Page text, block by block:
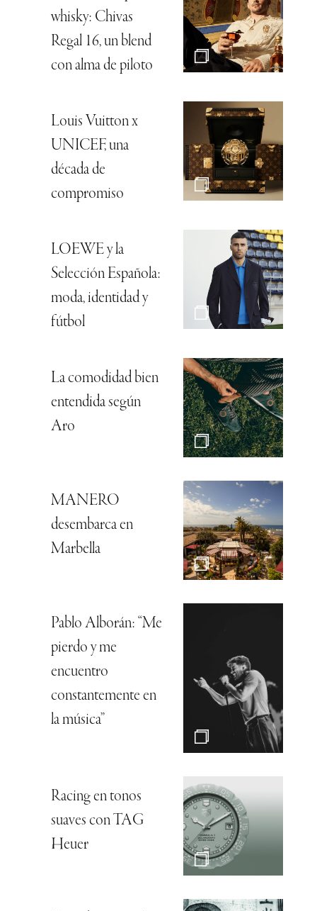
whisky: Chivas
Regal 16, un blend
con alma de piloto
Louis Vuitton x
UNICEF, una
década de
compromiso
LOEWE y la
Selección Española:
moda, identidad y
fútbol
La comodidad bien
entendida según
Aro
MANERO
desembarca en
Marbella
Pablo Alborán: “Me
pierdo y me
encuentro
constantemente en
la música”
Racing en tonos
suaves con TAG
Heuer